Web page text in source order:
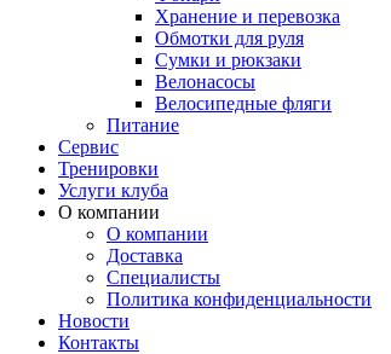
Хранение и перевозка
Обмотки для руля
Сумки и рюкзаки
Велонасосы
Велосипедные фляги
Питание
Сервис
Тренировки
Услуги клуба
О компании
О компании
Доставка
Специалисты
Политика конфиденциальности
Новости
Контакты